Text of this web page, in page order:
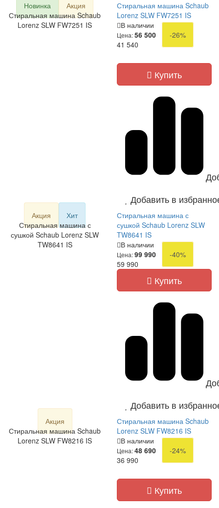
Новинка
Акция
Стиральная машина Schaub
Lorenz SLW FW7251 IS
Стиральная машина Schaub
Lorenz SLW FW7251 IS
В наличии
Цена:56 500
-26%
41 540
Купить
Добавить в
Акция
Хит
Стиральная машина с
сушкой Schaub Lorenz SLW
TW8641 IS
Стиральная машина с
сушкой Schaub Lorenz SLW
TW8641 IS
В наличии
Цена:99 990
-40%
59 990
Купить
Добавить в
Акция
Стиральная машина Schaub
Lorenz SLW FW8216 IS
Стиральная машина Schaub
Lorenz SLW FW8216 IS
В наличии
Цена:48 690
-24%
36 990
Купить